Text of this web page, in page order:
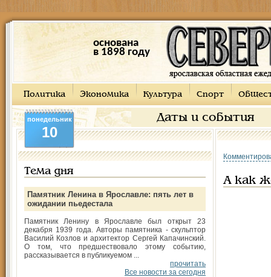
основана
в 1898 году
Политика Экономика Культура Спорт
Даты и события
понедельник
10
Тема дня
Памятник Ленина в Ярославле: пять лет в
ожидании пьедестала
Памятник Ленину в Ярославле был открыт 23
декабря 1939 года. Авторы памятника - скульптор
Василий Козлов и архитектор Сергей Капачинский.
О том, что предшествовало этому событию,
рассказывается в публикуемом ...
прочитать
Все новости за сегодня
А как